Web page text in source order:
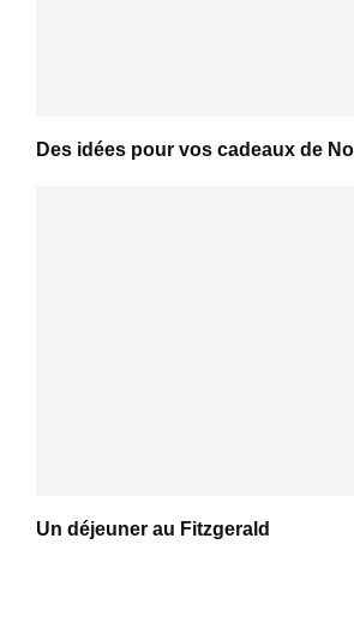
Des idées pour vos cadeaux de
Un déjeuner au Fitzgerald